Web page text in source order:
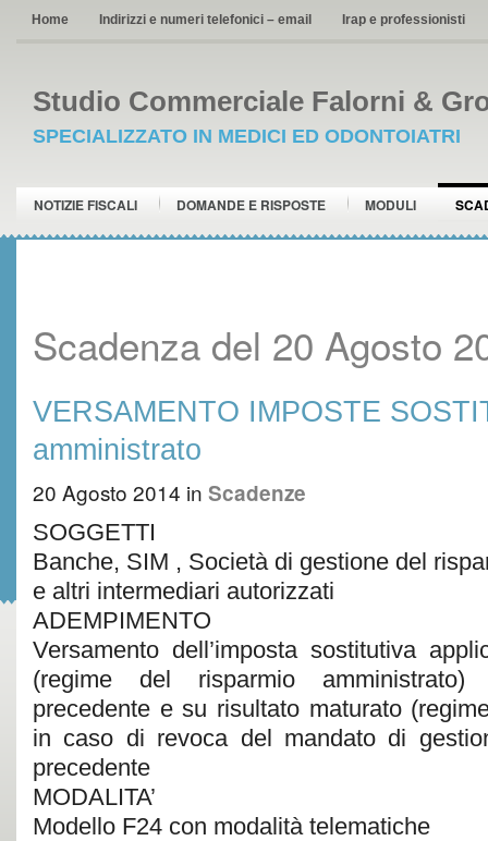
Home Indirizzi e numeri telefonici – email Irap e professionisti
Studio Commerciale Falorni &
SPECIALIZZATO IN MEDICI ED ODONTOIATRI
NOTIZIE FISCALI DOMANDE E RISPOSTE MODULI
Scadenza del 20 Agosto
VERSAMENTO IMPOSTE
amministrato
20 Agosto 2014 in Scadenze
SOGGETTI
Banche, SIM , Società di gestione del
e altri intermediari autorizzati
ADEMPIMENTO
Versamento dell’imposta sostitutiva
(regime del risparmio
precedente e su risultato maturato
in caso di revoca del mandato di
precedente
MODALITA’
Modello F24 con modalità telematiche